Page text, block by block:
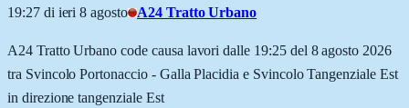
19:27 di ieri 8 agosto A24 Tratto Urbano
A24 Tratto Urbano code causa lavori dalle 19:25 del 8 agosto 2026
tra Svincolo Portonaccio - Galla Placidia e Svincolo Tangenziale Est
in direzione tangenziale Est